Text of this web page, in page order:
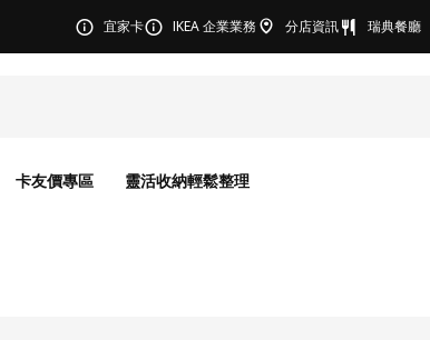
宜家卡 IKEA 企業業務 分店資訊 瑞典餐廳
卡友價專區 靈活收納輕鬆整理